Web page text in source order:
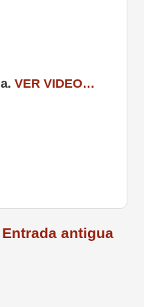
VER VIDEO…
Entrada antigua